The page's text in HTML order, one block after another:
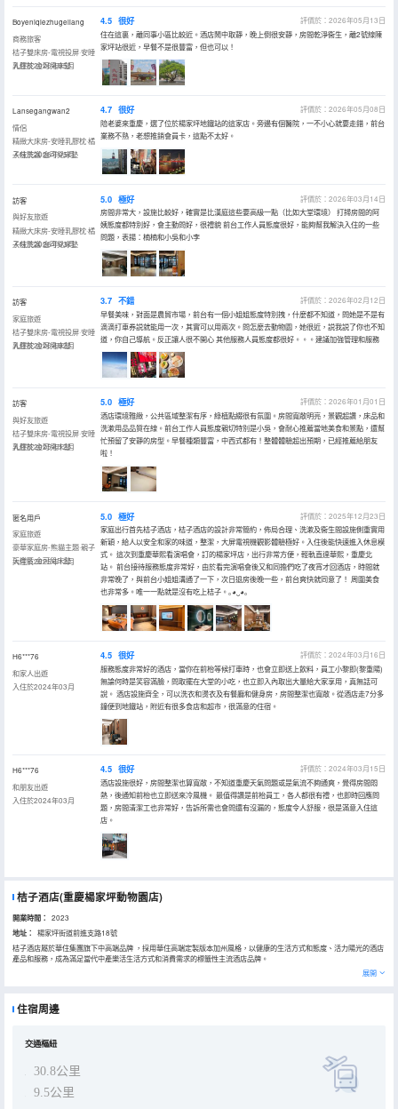
Boyeniqiezhugeliang
商務旅客
桔子雙床房-電視投屏·安睡
乳膠枕·金可兒床墊
入住於2026年05月
4.5 很好
評價於：2026年05月13日
住在這裏，離同事小區比較近。酒店鬧中取靜，晚上倒很安靜，房間乾淨衞生，離2號線陳
家坪站很近，早餐不是很豐富，但也可以！
Lansegangwan2
情侶
精緻大床房-安睡乳膠枕·橘
子味洗護·金可兒床墊
入住於2026年05月
4.7 很好
評價於：2026年05月08日
陪老婆來重慶，選了位於楊家坪地鐵站的這家店。旁邊有個醫院，一不小心就要走錯，前台
業務不熟，老想推銷會員卡，這點不太好。
訪客
與好友旅遊
精緻大床房-安睡乳膠枕·橘
子味洗護·金可兒床墊
入住於2026年03月
5.0 極好
評價於：2026年03月14日
房間非常大，設施比較好，確實是比漢庭這些要高級一點（比如大堂環境） 打掃房間的阿
姨態度都特別好，會主動問好，很禮貌 前台工作人員態度很好，能夠幫我解決入住的一些
問題，表揚：楠楠和小吳和小李
訪客
家庭旅遊
桔子雙床房-電視投屏·安睡
乳膠枕·金可兒床墊
入住於2026年02月
3.7 不錯
評價於：2026年02月12日
早餐美味，對面是農貿市場，前台有一個小姐姐態度特別拽，什麼都不知道，問她是不是有
滴滴打車券説就能用一次，其實可以用兩次。問怎麼去動物園，她很近，説我説了你也不知
道，你自己導航。反正讓人很不開心 其他服務人員態度都很好。。。建議加強管理和服務
訪客
與好友旅遊
桔子雙床房-電視投屏·安睡
乳膠枕·金可兒床墊
入住於2025年12月
5.0 極好
評價於：2026年01月01日
酒店環境雅緻，公共區域整潔有序，綠植點綴很有氛圍。房間寬敞明亮，景觀超讚，床品和
洗漱用品品質在線。前台工作人員態度親切特別是小吳，會耐心推薦當地美食和景點，還幫
忙預留了安靜的房型。早餐種類豐富，中西式都有！整體體驗超出預期，已經推薦給朋友
啦！
匿名用戶
家庭旅遊
豪華家庭房-熊貓主題·親子
玩樂區·金可兒床墊
入住於2025年12月
5.0 極好
評價於：2025年12月23日
家庭出行首先桔子酒店，桔子酒店的設計非常簡約，佈局合理、洗漱及衞生間設施側重實用
新穎，給人以安全和家的味道，整潔，大屏電視機觀影體驗極好。入住後能快速進入休息模
式。 這次到重慶華熙看演唱會，訂的楊家坪店，出行非常方便，輕軌直達華熙，重慶北
站。 前台接待服務態度非常好，由於看完演唱會後又和同擔們吃了夜宵才回酒店，時間就
非常晚了，與前台小姐姐溝通了一下，次日退房後晚一些，前台爽快就同意了！ 周圍美食
也非常多。唯一一點就是沒有吃上桔子。｡◕‿◕｡
H6***76
和家人出遊
入住於2024年03月
4.5 很好
評價於：2024年03月16日
服務態度非常好的酒店，當你在前枱等候打車時，也會立即送上飲料，員工小黎即(黎重陽)
無論何時是笑容滿臉，問取擺在大堂的小吃，也立即入內取出大量給大家享用，真無話可
說。 酒店設施齊全，可以洗衣和燙衣及有餐廳和健身房，房間整潔也寬敞。從酒店走7分多
鐘便到地鐵站，附近有很多食店和超市，很滿意的住宿。
H6***76
和朋友出遊
入住於2024年03月
4.5 很好
評價於：2024年03月15日
酒店設施很好，房間整潔也算寬敞，不知道重慶天氣問題或是氣流不夠通爽，覺得房間悶
熱，後通知前枱也立即送來冷風機。 最值得讚是前枱員工，各人都很有禮，也即時回應問
題，房間清潔工也非常好，告訴所需也會問還有沒漏的，態度令人舒服，很是滿意入住這
店。
桔子酒店(重慶楊家坪動物園店)
開業時間： 2023
地址：
楊家坪街道前進支路18號
桔子酒店屬於華住集團旗下中高端品牌 ，採用華住高端定製版本加州風格，以健康的生活方式和態度、活力陽光的酒店
產品和服務，成為滿足當代中產樂活生活方式和消費需求的標籤性主流酒店品牌。
空間設計上以加州陽光為主題，迴歸「桔子」本質，強調開放、自由、天然的特性，使空間有田園清新之感，讓人在加
州陽光般的清新自由中感受自然之美。住客體驗上提倡高效與活力，希望每一個走進桔子的人都能以健康活力的態度樂
全，附近重慶動物園、奧體中心、巴國城近在咫尺！
展開
住宿周邊
交通樞紐
30.8公里
9.5公里